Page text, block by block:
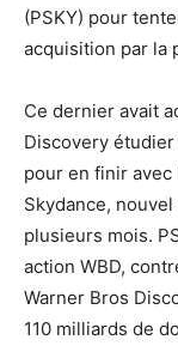
(PSKY) pour
acquisition par la
Ce dernier avait
Discovery
pour en finir
Skydance,
plusieurs mois.
action WBD,
Warner Bros
110 milliards de